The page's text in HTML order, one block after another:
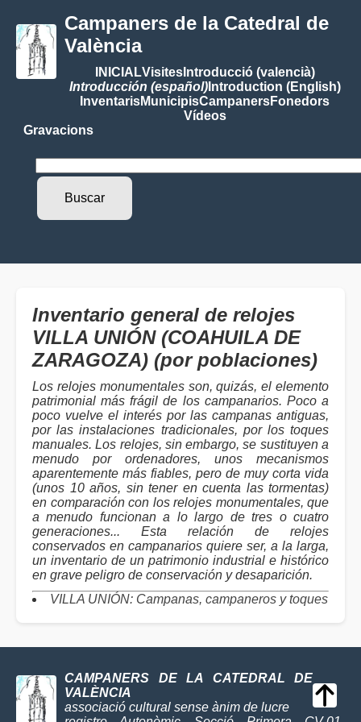
Campaners de la Catedral de
València
INICIALVisitesIntroducció (valencià)
Introducción (español)Introduction (English)
InventarisMunicipisCampanersFonedors
Vídeos
Gravacions
Inventario general de relojes
VILLA UNIÓN (COAHUILA DE
ZARAGOZA) (por poblaciones)
Los relojes monumentales son, quizás, el elemento
patrimonial más frágil de los campanarios. Poco a
poco vuelve el interés por las campanas antiguas,
por las instalaciones tradicionales, por los toques
manuales. Los relojes, sin embargo, se sustituyen a
menudo por ordenadores, unos mecanismos
aparentemente más fiables, pero de muy corta vida
(unos 10 años, sin tener en cuenta las tormentas)
en comparación con los relojes monumentales, que
a menudo funcionan a lo largo de tres o cuatro
generaciones... Esta relación de relojes
conservados en campanarios quiere ser, a la larga,
un inventario de un patrimonio industrial e histórico
en grave peligro de conservación y desaparición.
VILLA UNIÓN: Campanas, campaneros y toques
CAMPANERS DE LA CATEDRAL DE
VALÈNCIA
associació cultural sense ànim de lucre